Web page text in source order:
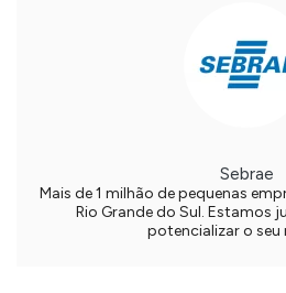
Sebrae
Mais de 1 milhão de pequenas
Rio Grande do Sul. Estamos
potencializar o seu